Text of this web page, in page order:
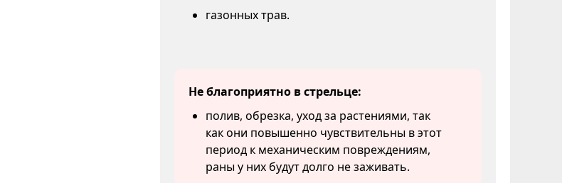
газонных трав.
Не благоприятно в стрельце:
полив, обрезка, уход за растениями, так
как они повышенно чувствительны в этот
период к механическим повреждениям,
раны у них будут долго не заживать.